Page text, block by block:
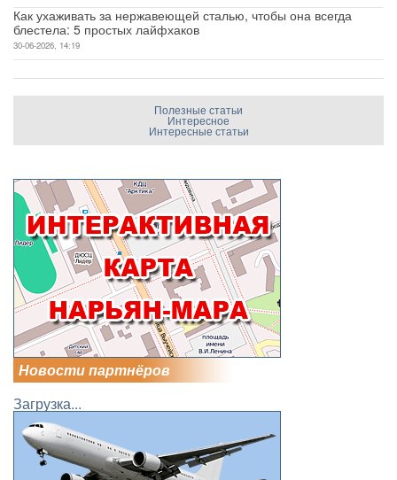
Как ухаживать за нержавеющей сталью, чтобы она всегда
блестела: 5 простых лайфхаков
30-06-2026, 14:19
Полезные статьи
Интересное
Интересные статьи
Новости партнёров
Загрузка...